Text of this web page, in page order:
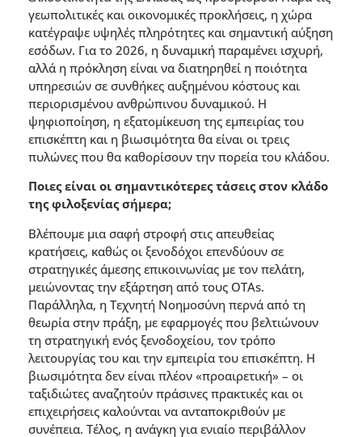
γεωπολιτικές και οικονοµικές προκλήσεις, η χώρα
κατέγραψε υψηλές πληρότητες και σηµαντική αύξηση
εσόδων. Για το 2026, η δυναµική παραµένει ισχυρή,
αλλά η πρόκληση είναι να διατηρηθεί η ποιότητα
υπηρεσιών σε συνθήκες αυξηµένου κόστους και
περιορισµένου ανθρώπινου δυναµικού. Η
ψηφιοποίηση, η εξατοµίκευση της εµπειρίας του
επισκέπτη και η βιωσιµότητα θα είναι οι τρεις
πυλώνες που θα καθορίσουν την πορεία του κλάδου.
Ποιες είναι οι σηµαντικότερες τάσεις στον κλάδο
της φιλοξενίας σήµερα;
Βλέπουµε µια σαφή στροφή στις απευθείας
κρατήσεις, καθώς οι ξενοδόχοι επενδύουν σε
στρατηγικές άµεσης επικοινωνίας µε τον πελάτη,
µειώνοντας την εξάρτηση από τους OTAs.
Παράλληλα, η Τεχνητή Νοηµοσύνη περνά από τη
θεωρία στην πράξη, µε εφαρµογές που βελτιώνουν
τη στρατηγική ενός ξενοδοχείου, τον τρόπο
λειτουργίας του και την εµπειρία του επισκέπτη. Η
βιωσιµότητα δεν είναι πλέον «προαιρετική» – οι
ταξιδιώτες αναζητούν πράσινες πρακτικές και οι
επιχειρήσεις καλούνται να ανταποκριθούν µε
συνέπεια. Τέλος, η ανάγκη για ενιαίο περιβάλλον